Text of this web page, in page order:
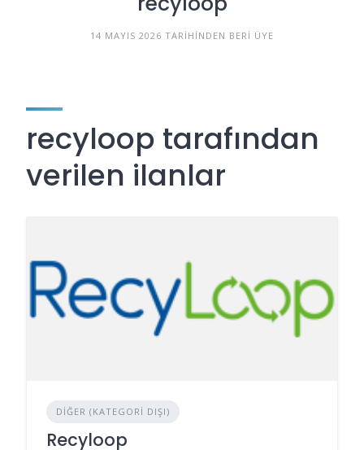
14 MAYIS 2026 TARIHINDEN BERI ÜYE
recyloop tarafından
verilen ilanlar
DIĞER (KATEGORI DIŞI)
Recyloop